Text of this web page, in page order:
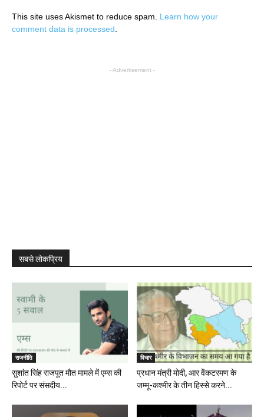
This site uses Akismet to reduce spam. Learn how your
comment data is processed.
- Advertisement -
सबसे लोकप्रिय
राजनीति
सुशांत सिंह राजपूत मौत मामले में एम्स की
रिपोर्ट पर संसदीय...
विचार
प्रधान मंत्री मोदी, आर वेंकटरमण के
जम्मू-कश्मीर के तीन हिस्से करने...